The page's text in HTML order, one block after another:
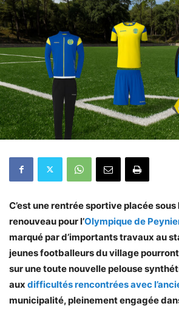
C’est une rentrée sportive placée sous
renouveau pour l’Olympique de
marqué par d’importants travaux au
jeunes footballeurs du village
sur une toute nouvelle pelouse
aux difficultés rencontrées avec
municipalité, pleinement engagée